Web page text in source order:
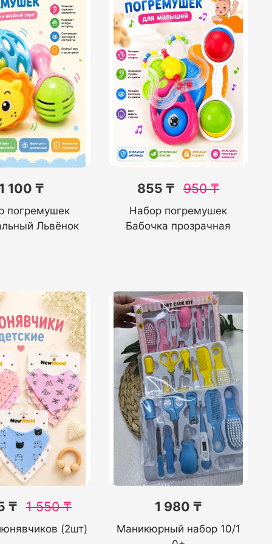
100 ₸
погремушек
Львёнок
855 ₸ 950₸
Набор погремушек
Бабочка прозрачная
₸ 1 550₸
(2шт)
1 980 ₸
Маникюрный набор 10/1